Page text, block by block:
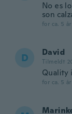
No es
son
for ca. 5
D David
Tilmeldt
Quality
for ca. 5